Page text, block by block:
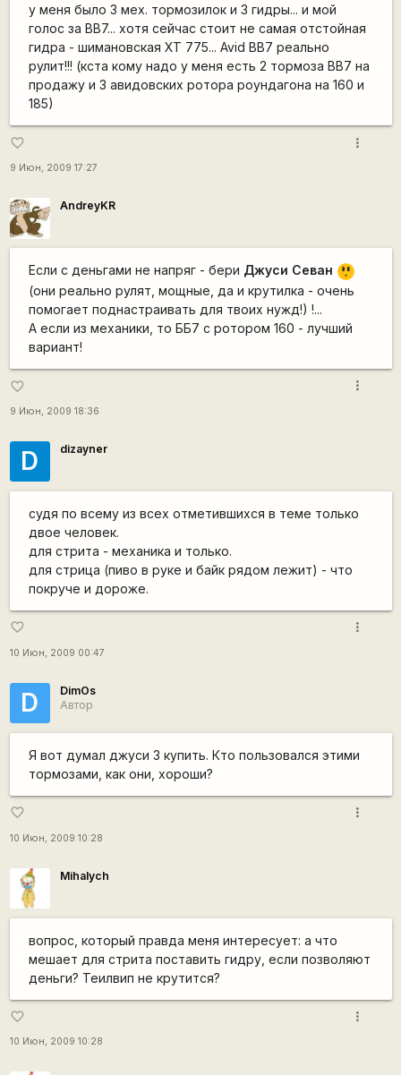
у меня было 3 мех. тормозилок и 3 гидры... и мой
голос за BB7... хотя сейчас стоит не самая отстойная
гидра - шимановская XT 775... Avid BB7 реально
рулит!!! (кста кому надо у меня есть 2 тормоза BB7 на
продажу и 3 авидовских ротора роундагона на 160 и
185)
favorite_border
9 Июн, 2009 17:27
more_vert
AndreyKR
Если с деньгами не напряг - бери Джуси Севан
:o
(они реально рулят, мощные, да и крутилка - очень
помогает поднастраивать для твоих нужд!) !...
А если из механики, то ББ7 с ротором 160 - лучший
вариант!
favorite_border
9 Июн, 2009 18:36
more_vert
D dizayner
судя по всему из всех отметившихся в теме только
двое человек.
для стрита - механика и только.
для стрица (пиво в руке и байк рядом лежит) - что
покруче и дороже.
favorite_border
10 Июн, 2009 00:47
more_vert
D
DimOs
Автор
Я вот думал джуси 3 купить. Кто пользовался этими
тормозами, как они, хороши?
favorite_border
10 Июн, 2009 10:28
more_vert
Mihalych
вопрос, который правда меня интересует: а что
мешает для стрита поставить гидру, если позволяют
деньги? Теилвип не крутится?
favorite_border
10 Июн, 2009 10:28
more_vert